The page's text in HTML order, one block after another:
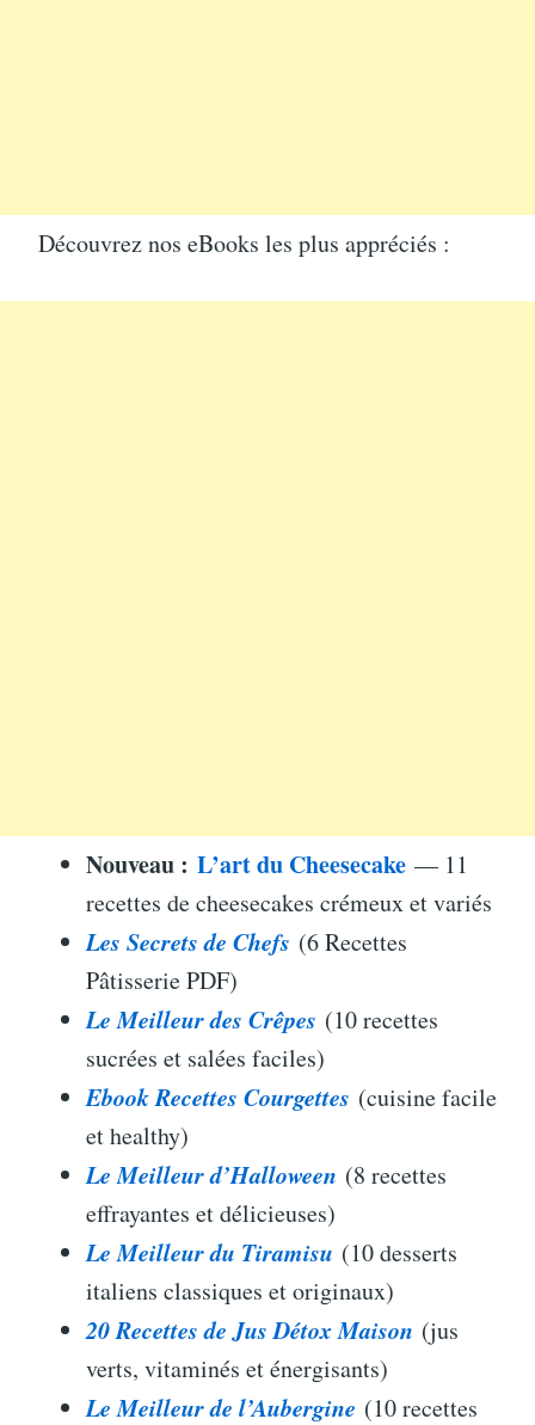
Découvrez nos eBooks les plus appréciés :
Nouveau : L’art du Cheesecake — 11
recettes de cheesecakes crémeux et variés
Les Secrets de Chefs (6 Recettes
Pâtisserie PDF)
Le Meilleur des Crêpes (10 recettes
sucrées et salées faciles)
Ebook Recettes Courgettes (cuisine facile
et healthy)
Le Meilleur d’Halloween (8 recettes
effrayantes et délicieuses)
Le Meilleur du Tiramisu (10 desserts
italiens classiques et originaux)
20 Recettes de Jus Détox Maison (jus
verts, vitaminés et énergisants)
Le Meilleur de l’Aubergine (10 recettes